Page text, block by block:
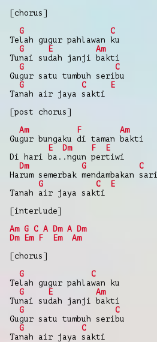
[chorus]
G
C
Telah gugur pahlawan ku
G
E
Am
Tunai sudah janji bakti
G
C
Gugur satu tumbuh seribu
G
C
E
Tanah air jaya sakti
[post chorus]
Am
F
Am
Gugur bungaku di taman bakti
E
Dm F
E
Di hari ba..ngun pertiwi
Dm
G
C
Harum semerbak mendambakan sari
G
C
E
Tanah air jaya sakti
[interlude]
Am G C A Dm A Dm
Dm
Em F Em
Am
[chorus]
G
C
Telah gugur pahlawan ku
G
E
Am
Tunai sudah janji bakti
G
C
Gugur satu tumbuh seribu
G
C
Tanah air jaya sakti